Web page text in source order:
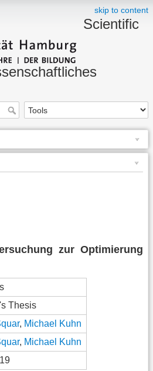
skip to content
Scientific
zur Optimierung
Thesis
, Michael Kuhn
, Michael Kuhn